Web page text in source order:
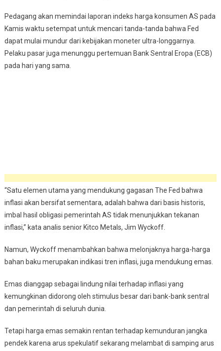
Pedagang akan memindai laporan indeks harga konsumen AS pada
Kamis waktu setempat untuk mencari tanda-tanda bahwa Fed
dapat mulai mundur dari kebijakan moneter ultra-longgarnya.
Pelaku pasar juga menunggu pertemuan Bank Sentral Eropa (ECB)
pada hari yang sama.
“Satu elemen utama yang mendukung gagasan The Fed bahwa
inflasi akan bersifat sementara, adalah bahwa dari basis historis,
imbal hasil obligasi pemerintah AS tidak menunjukkan tekanan
inflasi,” kata analis senior Kitco Metals, Jim Wyckoff.
Namun, Wyckoff menambahkan bahwa melonjaknya harga-harga
bahan baku merupakan indikasi tren inflasi, juga mendukung emas.
Emas dianggap sebagai lindung nilai terhadap inflasi yang
kemungkinan didorong oleh stimulus besar dari bank-bank sentral
dan pemerintah di seluruh dunia.
Tetapi harga emas semakin rentan terhadap kemunduran jangka
pendek karena arus spekulatif sekarang melambat di samping arus